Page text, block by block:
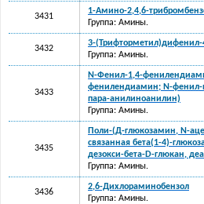
3431
1-Амино-2,4,6-
Группа: Амины.
3432
3-
Группа: Амины.
3433
N-Фенил-1,4-
фенилендиамин; N-
пара-анилиноанилин)
Группа: Амины.
3435
Поли-(Д-глюкозамин, N-
связанная бета(1-4)-
дезокси-бета-D-глюкан,
Группа: Амины.
3436
2,6-Дихлораминобензол
Группа: Амины.